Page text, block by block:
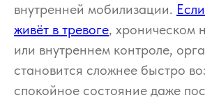
внутренней мобилизации.
живёт в тревоге, хроническом
или внутреннем контроле,
становится сложнее быстро
спокойное состояние даже